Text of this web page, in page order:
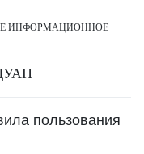
ИНФОРМАЦИОННОЕ
пользования